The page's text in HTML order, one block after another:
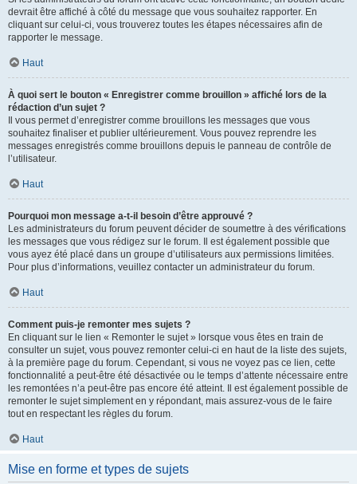
devrait être affiché à côté du message que vous souhaitez rapporter. En
cliquant sur celui-ci, vous trouverez toutes les étapes nécessaires afin de
rapporter le message.
Haut
À quoi sert le bouton « Enregistrer comme brouillon » affiché lors de la
rédaction d’un sujet ?
Il vous permet d’enregistrer comme brouillons les messages que vous
souhaitez finaliser et publier ultérieurement. Vous pouvez reprendre les
messages enregistrés comme brouillons depuis le panneau de contrôle de
l’utilisateur.
Haut
Pourquoi mon message a-t-il besoin d’être approuvé ?
Les administrateurs du forum peuvent décider de soumettre à des vérifications
les messages que vous rédigez sur le forum. Il est également possible que
vous ayez été placé dans un groupe d’utilisateurs aux permissions limitées.
Pour plus d’informations, veuillez contacter un administrateur du forum.
Haut
Comment puis-je remonter mes sujets ?
En cliquant sur le lien « Remonter le sujet » lorsque vous êtes en train de
consulter un sujet, vous pouvez remonter celui-ci en haut de la liste des sujets,
à la première page du forum. Cependant, si vous ne voyez pas ce lien, cette
fonctionnalité a peut-être été désactivée ou le temps d’attente nécessaire entre
les remontées n’a peut-être pas encore été atteint. Il est également possible de
remonter le sujet simplement en y répondant, mais assurez-vous de le faire
tout en respectant les règles du forum.
Haut
Mise en forme et types de sujets